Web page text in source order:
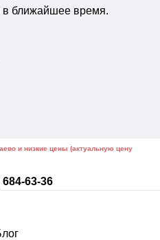
в ближайшее время.
и низкие цены (актуальную цену
684-63-36